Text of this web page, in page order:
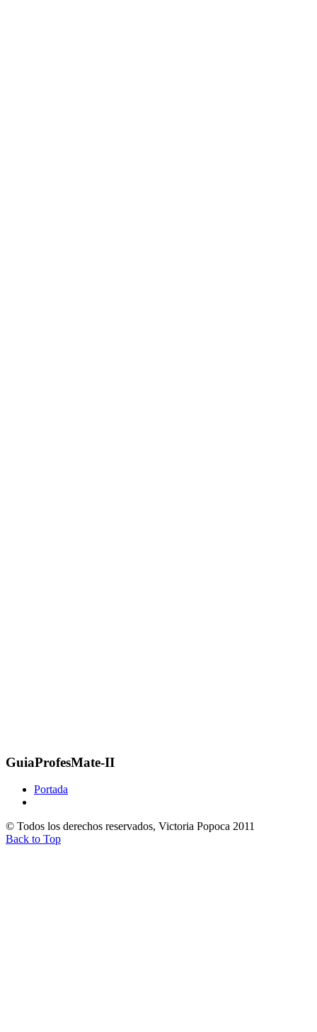
GuiaProfesMate-II
Portada
© Todos los derechos reservados, Victoria Popoca 2011
Back to Top